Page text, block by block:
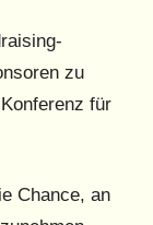
zu
für
Chance, an